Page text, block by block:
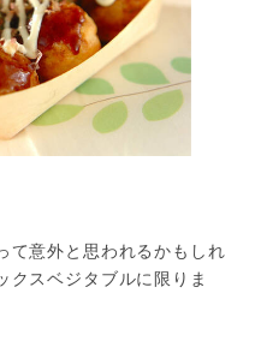
て意外と思われるかもしれ
クスベジタブルに限りま